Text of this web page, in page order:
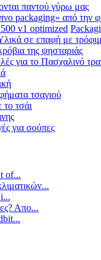
παντού γύρω μας
packaging» από την
σε επαφή με
της ψησταριάς
για το Πασχαλινό
τσαγιού
το τσάι
για σούπες
of...
Απο...